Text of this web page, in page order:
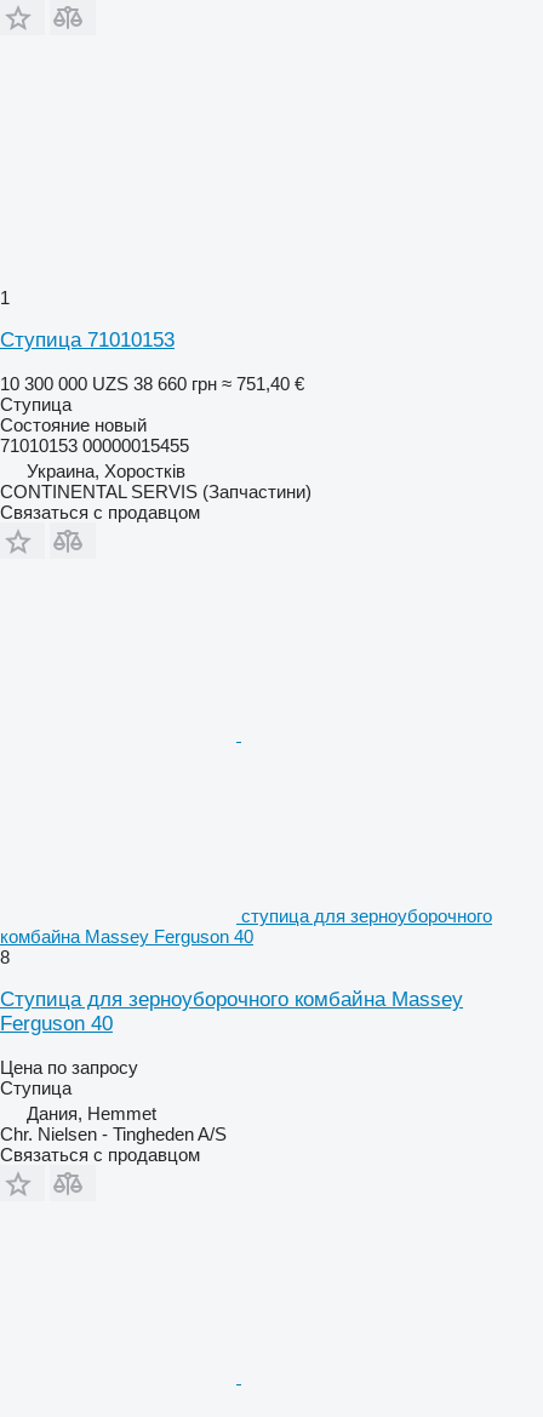
1
Ступица 71010153
10 300 000 UZS 38 660 грн ≈ 751,40 €
Ступица
Состояние новый
71010153 00000015455
Украина, Хоростків
CONTINENTAL SERVIS (Запчастини)
Связаться с продавцом
ступица для зерноуборочного
комбайна Massey Ferguson 40
8
Ступица для зерноуборочного комбайна Massey
Ferguson 40
Цена по запросу
Ступица
Дания, Hemmet
Chr. Nielsen - Tingheden A/S
Связаться с продавцом